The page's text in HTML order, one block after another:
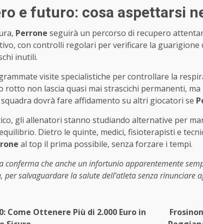
e futuro: cosa aspettarsi
Perrone seguirà un percorso di recupero
con controlli regolari per verificare la guarigione
inutili.
visite specialistiche per controllare la
rotto non lascia quasi mai strascichi permanenti,
dovrà fare affidamento su altri giocatori se
gli allenatori stanno studiando alternative per
Dietro le quinte, medici, fisioterapisti e
al top il prima possibile, senza forzare i tempi.
conferma che anche un infortunio apparentemente
per salvaguardare la salute dell’atleta senza rinunciare
Come Ottenere Più di 2.000 Euro in